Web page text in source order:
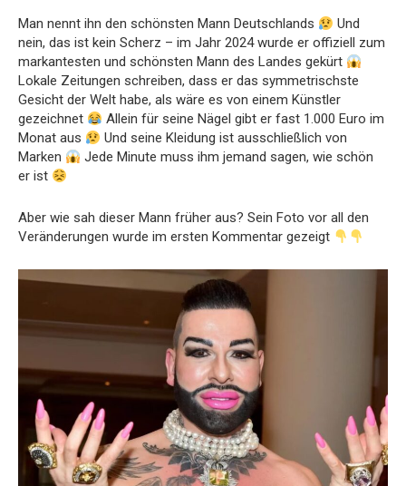
Man nennt ihn den schönsten Mann Deutschlands
Und
nein, das ist kein Scherz – im Jahr 2024 wurde er offiziell zum
markantesten und schönsten Mann des Landes gekürt
Lokale Zeitungen schreiben, dass er das symmetrischste
Gesicht der Welt habe, als wäre es von einem Künstler
gezeichnet
Allein für seine Nägel gibt er fast 1.000 Euro im
Monat aus
Und seine Kleidung ist ausschließlich von
Marken
Jede Minute muss ihm jemand sagen, wie schön
er ist
Aber wie sah dieser Mann früher aus? Sein Foto vor all den
Veränderungen wurde im ersten Kommentar gezeigt